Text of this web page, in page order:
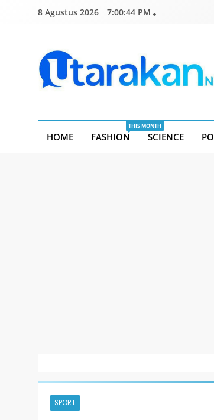
8 Agustus 2026 7:00:45 PM
HOME FASHION
THIS MONTH
SCIENCE
SPORT